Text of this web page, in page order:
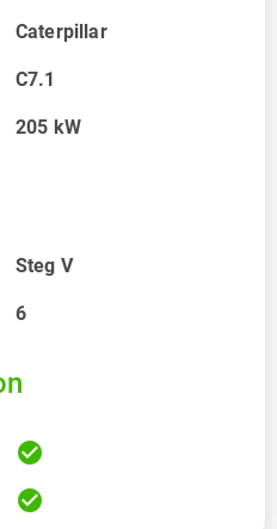
Caterpillar
C7.1
205 kW
Steg V
6
check_circle
check_circle